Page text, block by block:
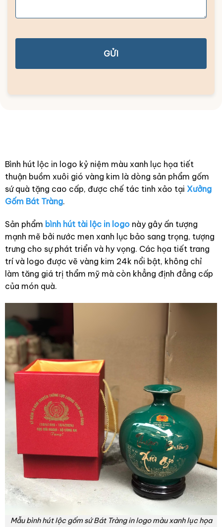
GỬI
Bình hút lộc in logo kỷ niệm màu xanh lục họa tiết
thuận buồm xuôi gió vàng kim là dòng sản phẩm gốm
sứ quà tặng cao cấp, được chế tác tinh xảo tại Xưởng
Gốm Bát Tràng.
Sản phẩm bình hút tài lộc in logonày gây ấn tượng
mạnh mẽ bởi nước men xanh lục bảo sang trọng, tượng
trưng cho sự phát triển và hy vọng. Các họa tiết trang
trí và logo được vẽ vàng kim 24k nổi bật, không chỉ
làm tăng giá trị thẩm mỹ mà còn khẳng định đẳng cấp
của món quà.
Mẫu bình hút lộc gốm sứ Bát Tràng in logo màu xanh lục họa